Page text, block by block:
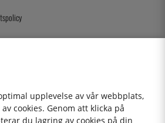
upplevelse av vår webbplats,
cookies. Genom att klicka på
du lagring av cookies på din